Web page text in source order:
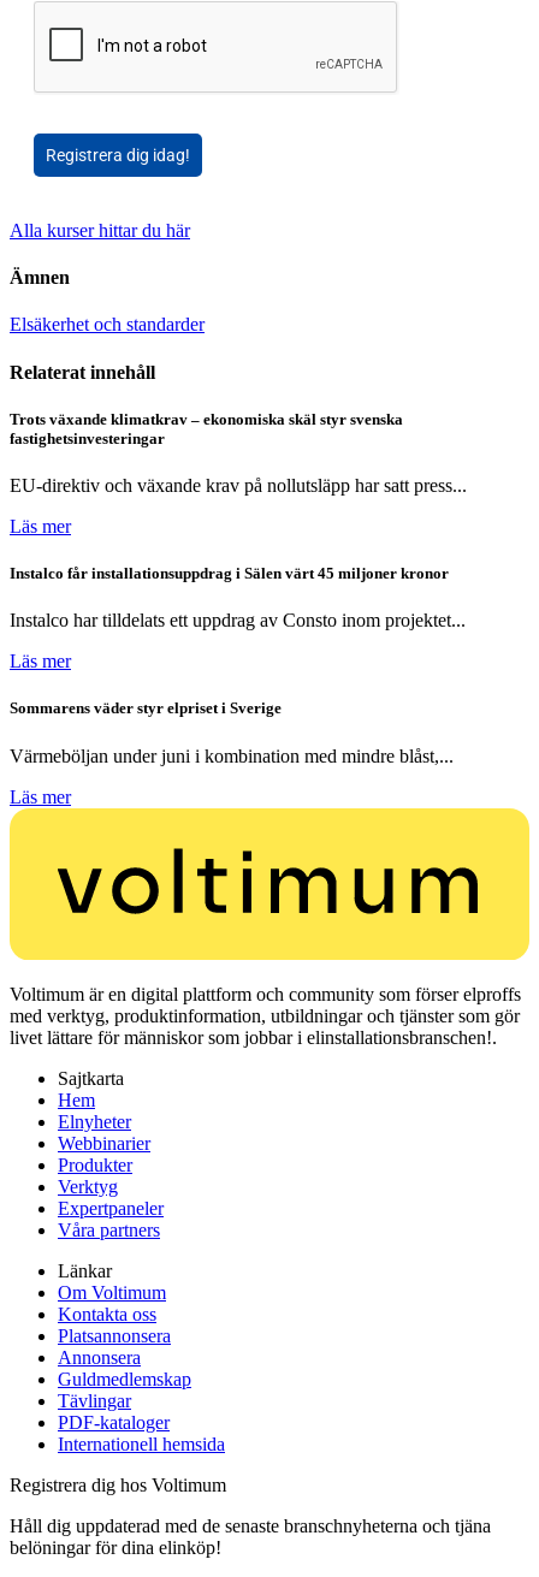
Registrera dig idag!
Alla kurser hittar du här
Ämnen
Elsäkerhet och standarder
Relaterat innehåll
Trots växande klimatkrav – ekonomiska skäl styr svenska
fastighetsinvesteringar
EU-direktiv och växande krav på nollutsläpp har satt press...
Läs mer
Instalco får installationsuppdrag i Sälen värt 45 miljoner kronor
Instalco har tilldelats ett uppdrag av Consto inom projektet...
Läs mer
Sommarens väder styr elpriset i Sverige
Värmeböljan under juni i kombination med mindre blåst,...
Läs mer
Voltimum är en digital plattform och community som förser elproffs
med verktyg, produktinformation, utbildningar och tjänster som gör
livet lättare för människor som jobbar i elinstallationsbranschen!.
Sajtkarta
Hem
Elnyheter
Webbinarier
Produkter
Verktyg
Expertpaneler
Våra partners
Länkar
Om Voltimum
Kontakta oss
Platsannonsera
Annonsera
Guldmedlemskap
Tävlingar
PDF-kataloger
Internationell hemsida
Registrera dig hos Voltimum
Håll dig uppdaterad med de senaste branschnyheterna och tjäna
belöningar för dina elinköp!